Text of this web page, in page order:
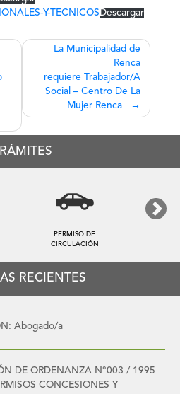
Y-TECNICOS Descargar
La Municipalidad de
Renca
requiere Trabajador/A
Social – Centro De La
Mujer Renca
PERMISO DE
CIRCULACIÓN
Next
RECIENTES
Abogado/a
DE ORDENANZA N°003 / 1995
CONCESIONES Y